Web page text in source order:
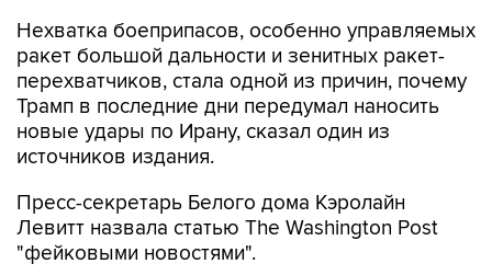
Нехватка боеприпасов, особенно управляемых
ракет большой дальности и зенитных ракет-
перехватчиков, стала одной из причин, почему
Трамп в последние дни передумал наносить
новые удары по Ирану, сказал один из
источников издания.
Пресс-секретарь Белого дома Кэролайн
Левитт назвала статью The Washington Post
"фейковыми новостями".